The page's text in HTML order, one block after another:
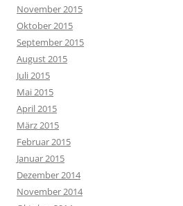
November 2015
Oktober 2015
September 2015
August 2015
Juli 2015
Mai 2015
April 2015
März 2015
Februar 2015
Januar 2015
Dezember 2014
November 2014